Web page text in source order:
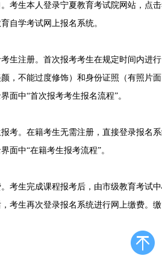
生本人登录宁夏教育考试院网站，点击
自学考试网上报名系统。
注册。首次报考考生在规定时间内进行
，不能过度修饰）和身份证照（有照片
面中“首次报考考生报名流程”。
。在籍考生无需注册，直接登录报名系
面中“在籍考生报考流程”。
生完成课程报考后，由市级教育考试中
考生再次登录报名系统进行网上缴费。